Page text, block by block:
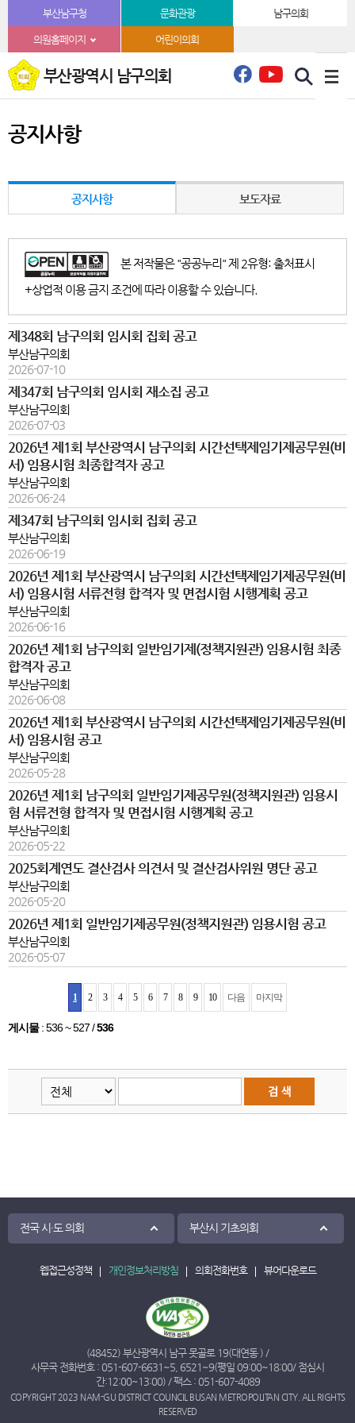
본문바로가기부산남구청 문화관광 남구의회
의원홈페이지 어린이의회
부산광역시 남구의회
공지사항
공지사항 보도자료
본 저작물은 "공공누리" 제 2유형: 출처표시
+상업적 이용 금지 조건에 따라 이용할 수 있습니다.
제348회 남구의회 임시회 집회 공고
부산남구의회
2026-07-10
제347회 남구의회 임시회 재소집 공고
부산남구의회
2026-07-03
2026년 제1회 부산광역시 남구의회 시간선택제임기제공무원(비
서) 임용시험 최종합격자 공고
부산남구의회
2026-06-24
제347회 남구의회 임시회 집회 공고
부산남구의회
2026-06-19
2026년 제1회 부산광역시 남구의회 시간선택제임기제공무원(비
서) 임용시험 서류전형 합격자 및 면접시험 시행계획 공고
부산남구의회
2026-06-16
2026년 제1회 남구의회 일반임기제(정책지원관) 임용시험 최종
합격자 공고
부산남구의회
2026-06-08
2026년 제1회 부산광역시 남구의회 시간선택제임기제공무원(비
서) 임용시험 공고
부산남구의회
2026-05-28
2026년 제1회 남구의회 일반임기제공무원(정책지원관) 임용시
험 서류전형 합격자 및 면접시험 시행계획 공고
부산남구의회
2026-05-22
2025회계연도 결산검사 의견서 및 결산검사위원 명단 공고
부산남구의회
2026-05-20
2026년 제1회 일반임기제공무원(정책지원관) 임용시험 공고
부산남구의회
2026-05-07
1 2 3 4 5 6 7 8 9 10 다음 마지막
게시물: 536 ~ 527 /536
전국 시·도 의회 부산시 기초의회
웹접근성정책 개인정보처리방침 의회전화번호 뷰어다운로드
(48452) 부산광역시 남구 못골로 19(대연동 ) /
사무국 전화번호 : 051-607-6631 ~5 6521 ~9(평일 09:00~18:00/ 점심시
간:12:00~13:00) / 팩스 : 051-607-4089
COPYRIGHT 2023 NAM-GU DISTRICT COUNCIL BUSAN METROPOLITAN CITY. ALL RIGHTS
RESERVED